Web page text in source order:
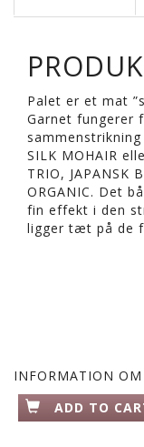
Palet er et mat
Garnet fungerer
SILK MOHAIR
TRIO, JAPANSK
ORGANIC. Det
fin effekt i den
ligger tæt på de
INFORMATION OM
ADD TO